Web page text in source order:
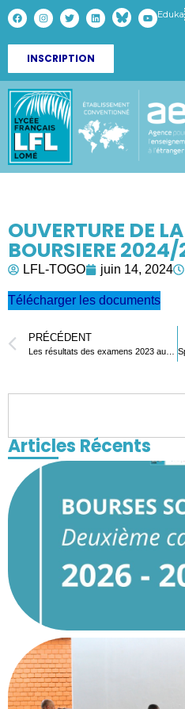
Eduka
INSCRIPTION
OUVERTURE DE
BOURSIERE
LFL-TOGO juin 14, 2024
Télécharger les documents
PRÉCÉDENT
Articles Récents